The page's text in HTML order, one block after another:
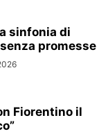
sinfonia di
promesse
Fiorentino il